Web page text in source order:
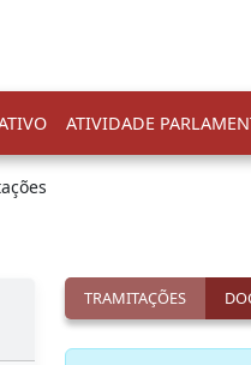
ATIVIDADE
TRAMITAÇÕES